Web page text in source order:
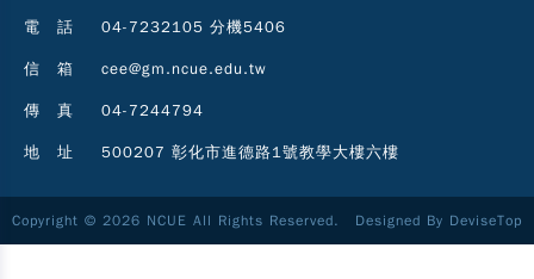
電 話 04-7232105 分機5406
信 箱 cee@gm.ncue.edu.tw
傳 真 04-7244794
地 址 500207 彰化市進德路1號教學大樓六樓
Copyright © 2026 NCUE All Rights Reserved. Designed By DeviseTop